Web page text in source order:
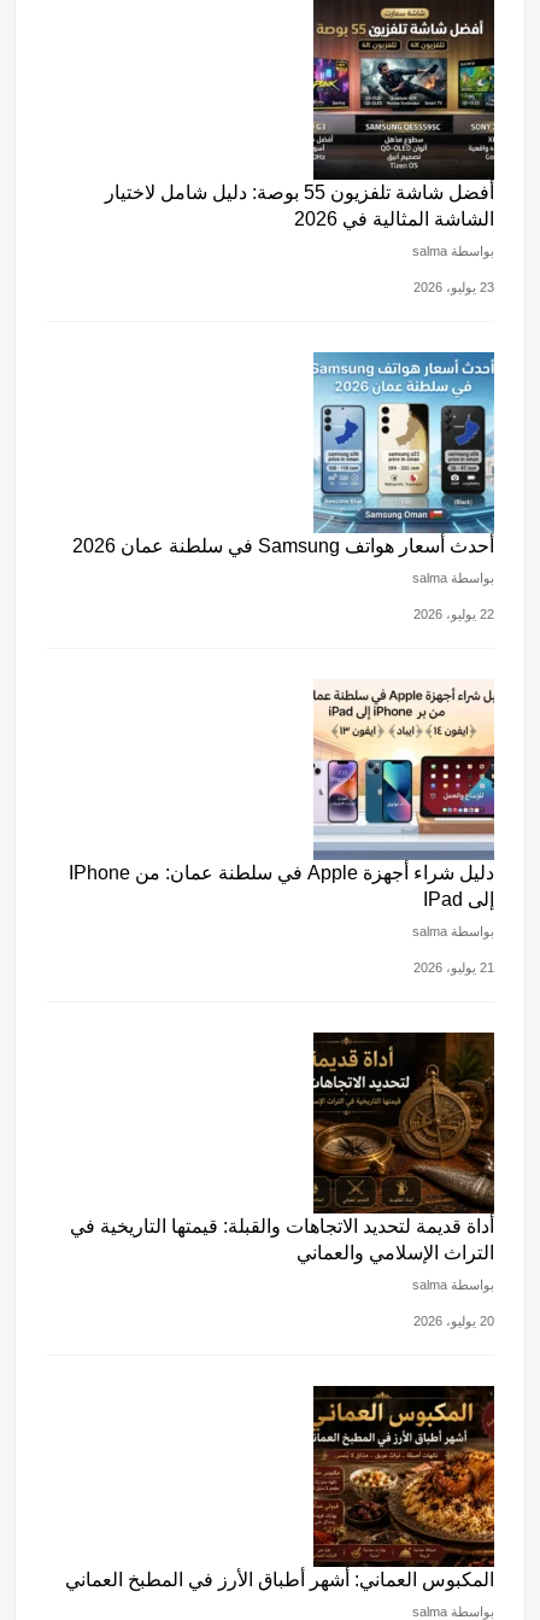
أفضل شاشة تلفزيون 55 بوصة: دليل شامل لاختيار
الشاشة المثالية في 2026
بواسطة salma
23 يوليو، 2026
أحدث أسعار هواتف Samsung في سلطنة عمان 2026
بواسطة salma
22 يوليو، 2026
دليل شراء أجهزة Apple في سلطنة عمان: من IPhone
إلى IPad
بواسطة salma
21 يوليو، 2026
أداة قديمة لتحديد الاتجاهات والقبلة: قيمتها التاريخية في
التراث الإسلامي والعماني
بواسطة salma
20 يوليو، 2026
المكبوس العماني: أشهر أطباق الأرز في المطبخ العماني
بواسطة salma